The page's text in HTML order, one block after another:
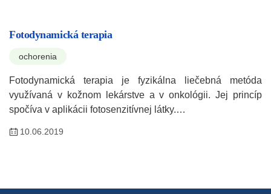
Fotodynamická terapia
ochorenia
Fotodynamická terapia je fyzikálna liečebná metóda
využívaná v kožnom lekárstve a v onkológii. Jej princíp
spočíva v aplikácii fotosenzitívnej látky.…
10.06.2019